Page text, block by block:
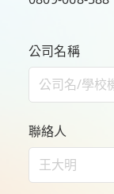
公司名稱
聯絡人